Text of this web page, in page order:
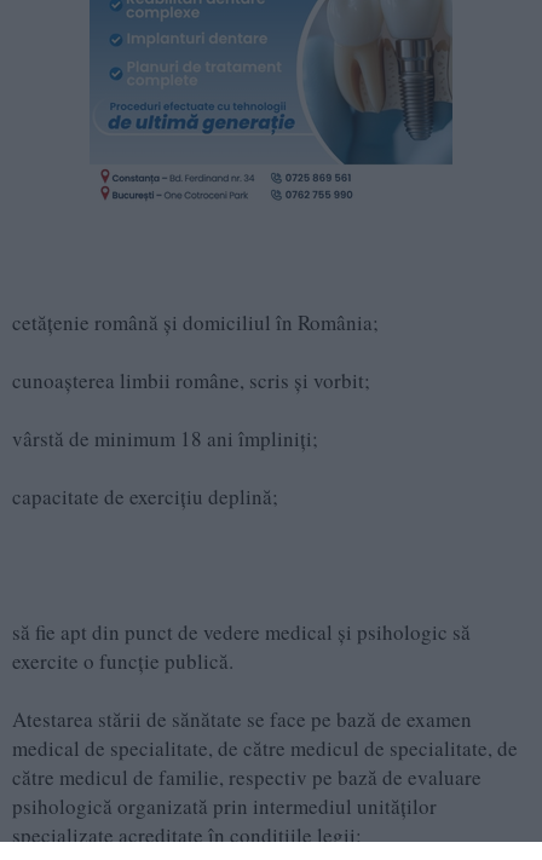
cetățenie română și domiciliul în România;
cunoașterea limbii române, scris și vorbit;
vârstă de minimum 18 ani împliniți;
capacitate de exercițiu deplină;
să fie apt din punct de vedere medical și psihologic să
exercite o funcție publică.
Atestarea stării de sănătate se face pe bază de examen
medical de specialitate, de către medicul de specialitate, de
către medicul de familie, respectiv pe bază de evaluare
psihologică organizată prin intermediul unităților
specializate acreditate în condițiile legii;